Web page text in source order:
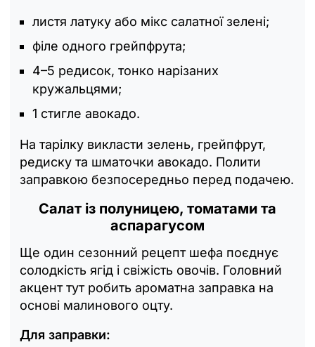
листя латуку або мікс салатної зелені;
філе одного грейпфрута;
4–5 редисок, тонко нарізаних
кружальцями;
1 стигле авокадо.
На тарілку викласти зелень, грейпфрут,
редиску та шматочки авокадо. Полити
заправкою безпосередньо перед подачею.
Салат із полуницею, томатами та
аспарагусом
Ще один сезонний рецепт шефа поєднує
солодкість ягід і свіжість овочів. Головний
акцент тут робить ароматна заправка на
основі малинового оцту.
Для заправки: